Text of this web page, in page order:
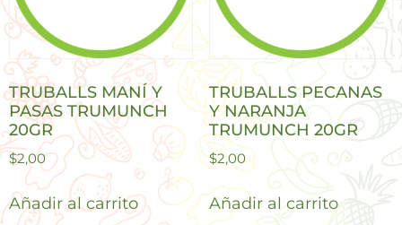
TRUBALLS MANÍ Y
PASAS TRUMUNCH
20GR
$2,00
Añadir al carrito
TRUBALLS PECANAS
Y NARANJA
TRUMUNCH 20GR
$2,00
Añadir al carrito